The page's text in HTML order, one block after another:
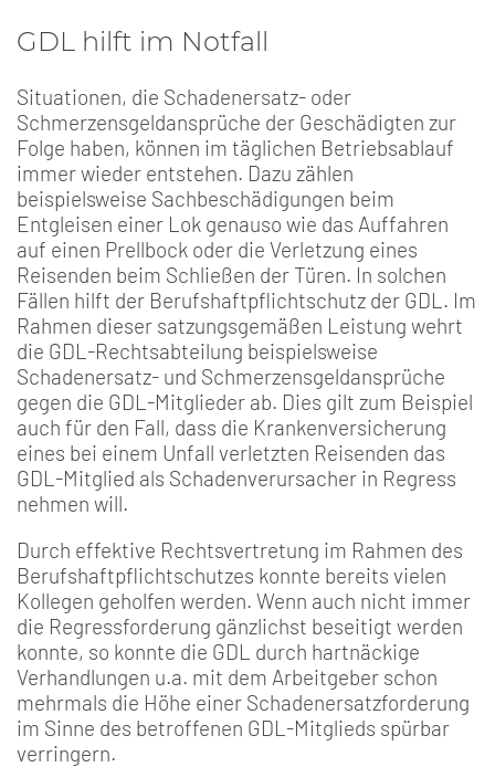
GDL hilft im Notfall
Situationen, die Schadenersatz- oder
Schmerzensgeldansprüche der Geschädigten zur
Folge haben, können im täglichen Betriebsablauf
immer wieder entstehen. Dazu zählen
beispielsweise Sachbeschädigungen beim
Entgleisen einer Lok genauso wie das Auffahren
auf einen Prellbock oder die Verletzung eines
Reisenden beim Schließen der Türen. In solchen
Fällen hilft der Berufshaftpflichtschutz der GDL. Im
Rahmen dieser satzungsgemäßen Leistung wehrt
die GDL-Rechtsabteilung beispielsweise
Schadenersatz- und Schmerzensgeldansprüche
gegen die GDL-Mitglieder ab. Dies gilt zum Beispiel
auch für den Fall, dass die Krankenversicherung
eines bei einem Unfall verletzten Reisenden das
GDL-Mitglied als Schadenverursacher in Regress
nehmen will.
Durch effektive Rechtsvertretung im Rahmen des
Berufshaftpflichtschutzes konnte bereits vielen
Kollegen geholfen werden. Wenn auch nicht immer
die Regressforderung gänzlichst beseitigt werden
konnte, so konnte die GDL durch hartnäckige
Verhandlungen u.a. mit dem Arbeitgeber schon
mehrmals die Höhe einer Schadenersatzforderung
im Sinne des betroffenen GDL-Mitglieds spürbar
verringern.